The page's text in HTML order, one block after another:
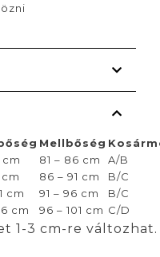
Mellbőség
cm 81 – 86 cm
A/B
cm 86 – 91 cm
B/C
cm 91 – 96 cm
B/C
cm 96 – 101 cm C/D
1-3 cm-re változhat.